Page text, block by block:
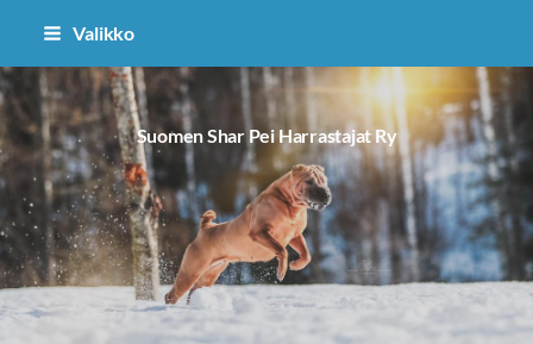
Siirry
sisältöön
Valikko
Suomen Shar Pei Harrastajat Ry